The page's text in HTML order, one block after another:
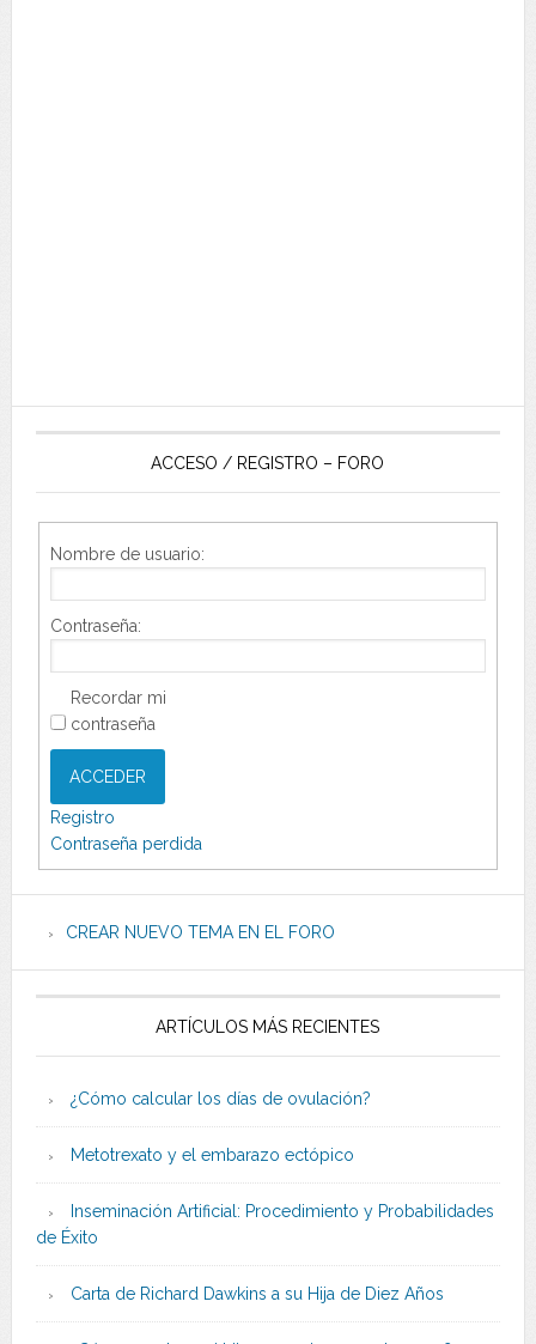
ACCESO / REGISTRO – FORO
Nombre de usuario:
Contraseña:
Recordar mi
contraseña
ACCEDER
Registro
Contraseña perdida
CREAR NUEVO TEMA EN EL FORO
ARTÍCULOS MÁS RECIENTES
¿Cómo calcular los días de ovulación?
Metotrexato y el embarazo ectópico
Inseminación Artificial: Procedimiento y Probabilidades
de Éxito
Carta de Richard Dawkins a su Hija de Diez Años